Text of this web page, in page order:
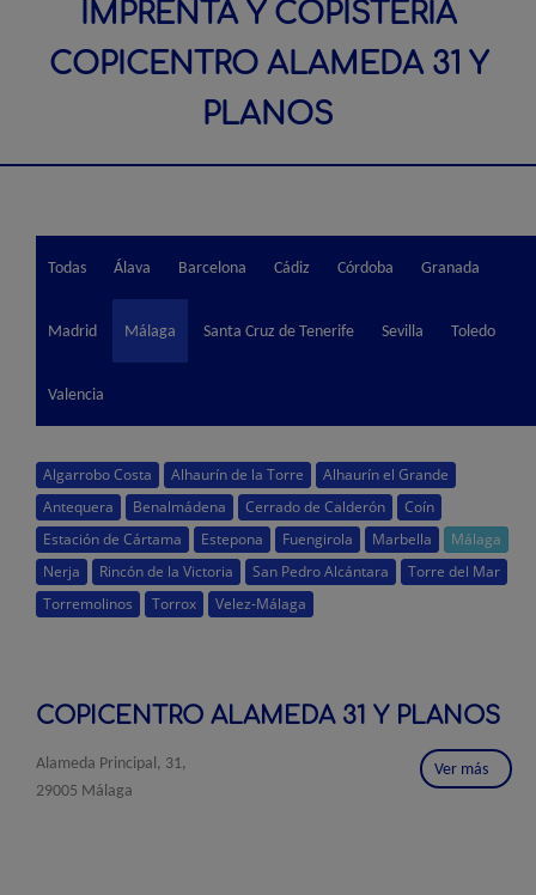
IMPRENTA Y COPISTERÍA
COPICENTRO ALAMEDA 31 Y
PLANOS
Todas Álava Barcelona Cádiz Córdoba Granada
Madrid Málaga Santa Cruz de Tenerife Sevilla Toledo
Valencia
Algarrobo Costa Alhaurín de la Torre
Alhaurín el Grande
Antequera
Benalmádena Cerrado de Calderón
Coín
Estación de Cártama
Estepona Fuengirola Marbella
Málaga
Nerja
Rincón de la Victoria San Pedro Alcántara
Torre del Mar
Torremolinos
Torrox Velez-Málaga
COPICENTRO ALAMEDA 31 Y PLANOS
Alameda Principal, 31,
29005 Málaga
Ver más